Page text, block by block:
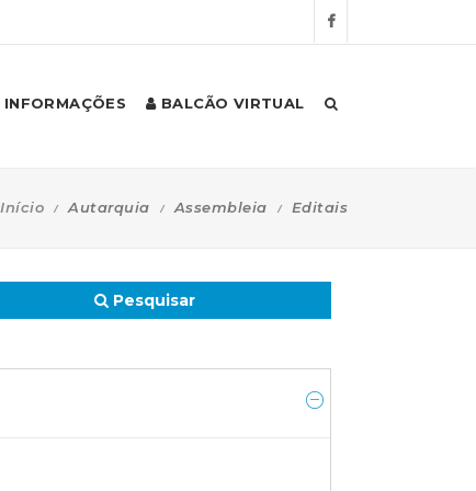
INFORMAÇÕES BALCÃO VIRTUAL
Início Autarquia Assembleia Editais
Pesquisar